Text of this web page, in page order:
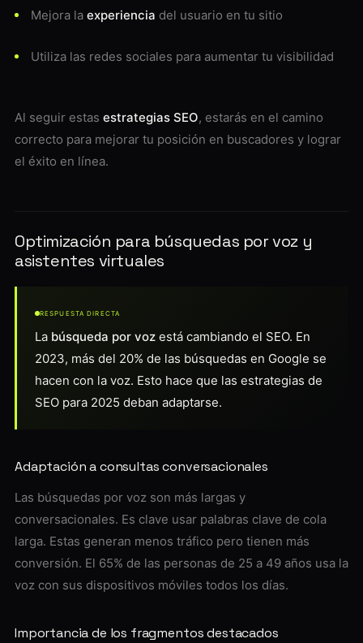
Mejora la experiencia del usuario en tu sitio
Utiliza las redes sociales para aumentar tu visibilidad
Al seguir estas estrategias SEO, estarás en el camino
correcto para mejorar tu posición en buscadores y lograr
el éxito en línea.
Optimización para búsquedas por voz y
asistentes virtuales
RESPUESTA DIRECTA
La búsqueda por voz está cambiando el SEO. En
2023, más del 20% de las búsquedas en Google se
hacen con la voz. Esto hace que las estrategias de
SEO para 2025 deban adaptarse.
Adaptación a consultas conversacionales
Las búsquedas por voz son más largas y
conversacionales. Es clave usar palabras clave de cola
larga. Estas generan menos tráfico pero tienen más
conversión. El 65% de las personas de 25 a 49 años usa la
voz con sus dispositivos móviles todos los días.
Importancia de los fragmentos destacados